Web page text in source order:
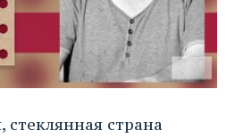
стеклянная страна